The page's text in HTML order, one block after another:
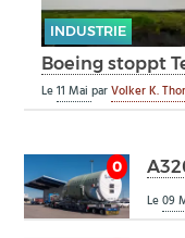
INDUSTRIE
Boeing stoppt
Le11 MaiparVolker K.
0
Le09